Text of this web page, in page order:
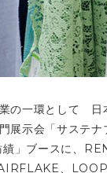
の一環として 日
展示会「サステナ
」ブースに、
、